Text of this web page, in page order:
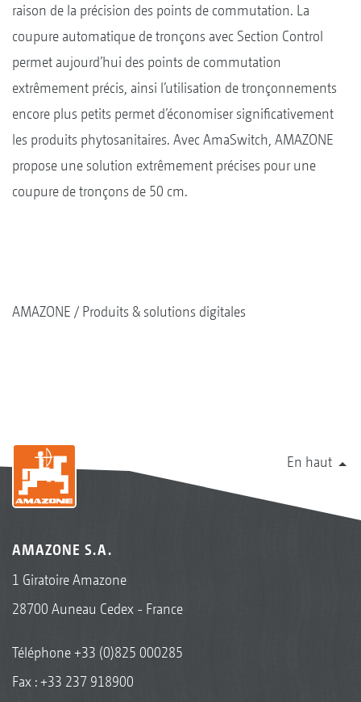
raison de la précision des points de commutation. La
coupure automatique de tronçons avec Section Control
permet aujourd’hui des points de commutation
extrêmement précis, ainsi l’utilisation de tronçonnements
encore plus petits permet d’économiser significativement
les produits phytosanitaires. Avec AmaSwitch, AMAZONE
propose une solution extrêmement précises pour une
coupure de tronçons de 50 cm.
AMAZONE Produits & solutions digitales
En haut
AMAZONE S.A.
1 Giratoire Amazone
28700 Auneau Cedex - France
Téléphone+33 (0)825 000285
Fax : +33 237 918900